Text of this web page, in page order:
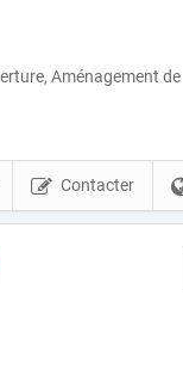
Aménagement de
Contacter